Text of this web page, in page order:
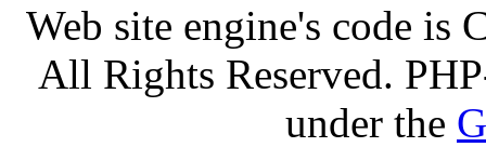
Web site engine's code
All Rights Reserved.
under the